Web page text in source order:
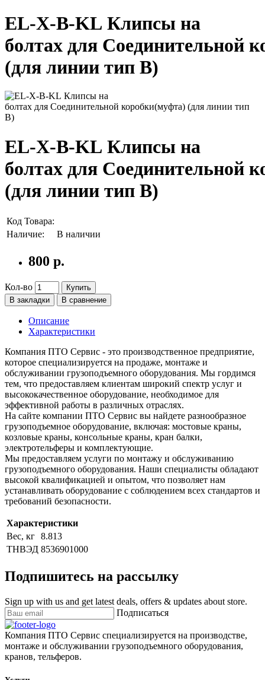
EL-X-B-KL Клипсы на
болтах для Соединительной
(для линии тип B)
EL-X-B-KL Клипсы на
болтах для Соединительной
(для линии тип B)
Код Товара:
Наличие:
В наличии
800 р.
Кол-во
Купить
В закладки
В сравнение
Описание
Характеристики
Компания ПТО Сервис - это производственное предприятие,
которое специализируется на продаже, монтаже и
обслуживании грузоподъемного оборудования. Мы гордимся
тем, что предоставляем клиентам широкий спектр услуг и
высококачественное оборудование, необходимое для
эффективной работы в различных отраслях.
На сайте компании ПТО Сервис вы найдете разнообразное
грузоподъемное оборудование, включая: мостовые краны,
козловые краны, консольные краны, кран балки,
электротельферы и комплектующие.
Мы предоставляем услуги по монтажу и обслуживанию
грузоподъемного оборудования. Наши специалисты обладают
высокой квалификацией и опытом, что позволяет нам
устанавливать оборудование с соблюдением всех стандартов и
требований безопасности.
Характеристики
Вес, кг 8.813
ТНВЭД 8536901000
Подпишитесь на рассылку
Sign up with us and get latest deals, offers & updates about store.
Подписаться
Компания ПТО Сервис специализируется на производстве,
монтаже и обслуживании грузоподъемного оборудования,
кранов, тельферов.